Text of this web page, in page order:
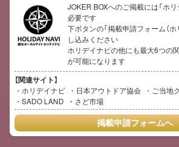
JOKER BOXへのご掲載には「ホ
必要です
下ボタンの「掲載申請フォーム（ホ
し込みください
ホリデイナビの他にも最大6つの
が可能になります
【関連サイト】
ホリデイナビ 日本アウトドア協会 ご当地
SADO LAND
さど市場
掲載申請フォームへ